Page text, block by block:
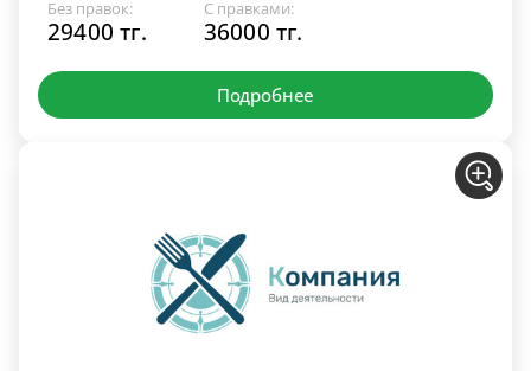
Без правок:
29400 тг.
С правками:
36000 тг.
Подробнее